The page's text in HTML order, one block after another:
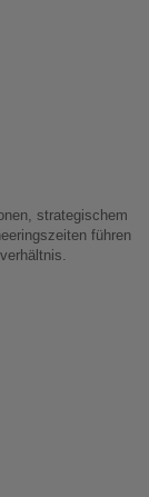
strategischem
führen